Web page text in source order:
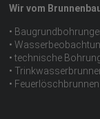
Wir vom
•
•
• technische
•
• Feuerlöschbrunnen